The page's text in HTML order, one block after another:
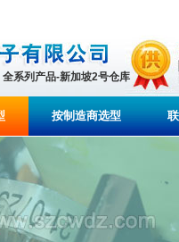
系列产品-新加坡2号仓库
按制造商选型